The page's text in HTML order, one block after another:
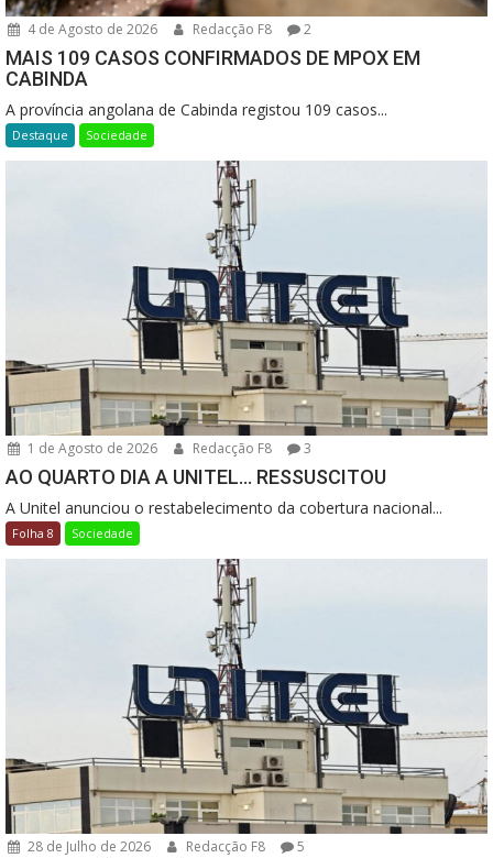
4 de Agosto de 2026 Redacção F8 2
MAIS 109 CASOS CONFIRMADOS DE MPOX EM
CABINDA
A província angolana de Cabinda registou 109 casos...
Destaque Sociedade
1 de Agosto de 2026 Redacção F8 3
AO QUARTO DIA A UNITEL… RESSUSCITOU
A Unitel anunciou o restabelecimento da cobertura nacional...
Folha 8 Sociedade
28 de Julho de 2026 Redacção F8 5